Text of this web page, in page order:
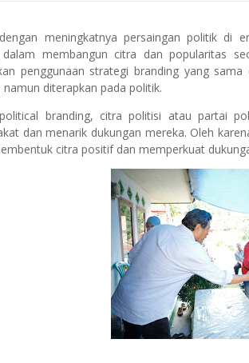
meningkatnya persaingan politik di
dalam membangun citra dan popularitas
penggunaan strategi branding yang
namun diterapkan pada politik.
branding, citra politisi atau partai
dan menarik dukungan mereka. Oleh
citra positif dan memperkuat